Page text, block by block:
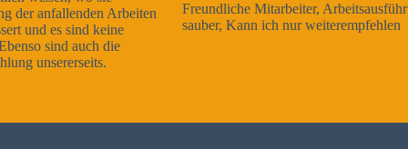
Freundliche Mitarbeiter, Arbeitsausführung sehr gut und sehr
sauber, Kann ich nur weiterempfehlen